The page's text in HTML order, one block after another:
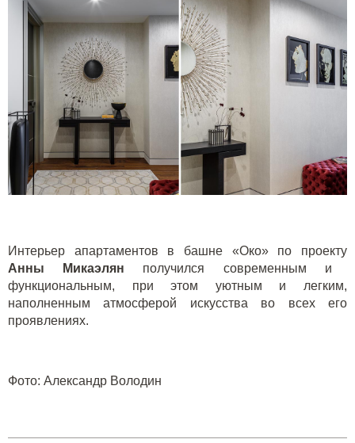
Интерьер апартаментов в башне «Око» по проекту
Анны Микаэлян получился современным и
функциональным, при этом уютным и легким,
наполненным атмосферой искусства во всех его
проявлениях.
Фото: Александр Володин